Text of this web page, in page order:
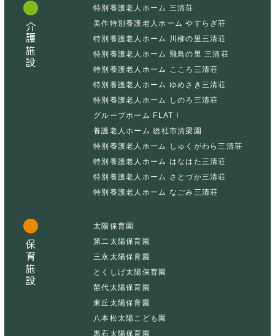
介護施設
特別養護老人ホーム 三清荘
美作特別養護老人ホーム やすらぎ荘
特別養護老人ホーム 川柳の里三清荘
特別養護老人ホーム 飛鳥の里 三清荘
特別養護老人ホーム こころ三清荘
特別養護老人ホーム ゆめさき三清荘
特別養護老人ホーム しのろ三清荘
グループホーム FLAT I
養護老人ホーム 総社市清梁園
特別養護老人ホーム しゅくがわら三清荘
特別養護老人ホーム はなはた三清荘
特別養護老人ホーム さとづか三清荘
特別養護老人ホーム なごみ三清荘
保育施設
太陽保育園
第二太陽保育園
三永太陽保育園
とくしげ太陽保育園
苗代太陽保育園
東丘太陽保育園
八本松太陽こども園
黒石太陽保育園